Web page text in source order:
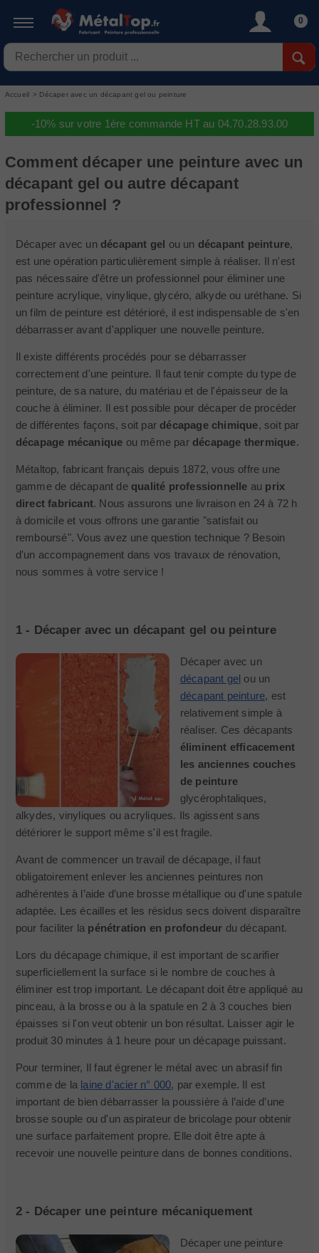
0
Accueil > Décaper avec un décapant gel ou peinture
-10% sur votre 1ère commande HT au 04.70.28.93.00
Comment décaper une peinture avec un
décapant gel ou autre décapant
professionnel ?
Décaper avec un décapant gel ou un décapant peinture,
est une opération particulièrement simple à réaliser. Il n'est
pas nécessaire d'être un professionnel pour éliminer une
peinture acrylique, vinylique, glycéro, alkyde ou uréthane. Si
un film de peinture est détérioré, il est indispensable de s'en
débarrasser avant d'appliquer une nouvelle peinture.
Il existe différents procédés pour se débarrasser
correctement d'une peinture. Il faut tenir compte du type de
peinture, de sa nature, du matériau et de l'épaisseur de la
couche à éliminer. Il est possible pour décaper de procéder
de différentes façons, soit par décapage chimique, soit par
décapage mécanique ou même par décapage thermique.
Métaltop, fabricant français depuis 1872, vous offre une
gamme de décapant de qualité professionnelle au prix
direct fabricant. Nous assurons une livraison en 24 à 72 h
à domicile et vous offrons une garantie "satisfait ou
remboursé". Vous avez une question technique ? Besoin
d'un accompagnement dans vos travaux de rénovation,
nous sommes à votre service !
1 - Décaper avec un décapant gel ou peinture
Décaper avec un
décapant gel ou un
décapant peinture, est
relativement simple à
réaliser. Ces décapants
éliminent efficacement
les anciennes couches
de peinture
glycérophtaliques,
alkydes, vinyliques ou acryliques. Ils agissent sans
détériorer le support même s'il est fragile.
Avant de commencer un travail de décapage, il faut
obligatoirement enlever les anciennes peintures non
adhérentes à l’aide d’une brosse métallique ou d'une spatule
adaptée. Les écailles et les résidus secs doivent disparaître
pour faciliter la pénétration en profondeur du décapant.
Lors du décapage chimique, il est important de scarifier
superficiellement la surface si le nombre de couches à
éliminer est trop important. Le décapant doit être appliqué au
pinceau, à la brosse ou à la spatule en 2 à 3 couches bien
épaisses si l'on veut obtenir un bon résultat. Laisser agir le
produit 30 minutes à 1 heure pour un décapage puissant.
Pour terminer, Il faut égrener le métal avec un abrasif fin
comme de la laine d'acier n° 000, par exemple. Il est
important de bien débarrasser la poussière à l’aide d’une
brosse souple ou d'un aspirateur de bricolage pour obtenir
une surface parfaitement propre. Elle doit être apte à
recevoir une nouvelle peinture dans de bonnes conditions.
2 - Décaper une peinture mécaniquement
Décaper une peinture